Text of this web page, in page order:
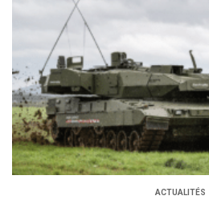
ACTUALITÉS